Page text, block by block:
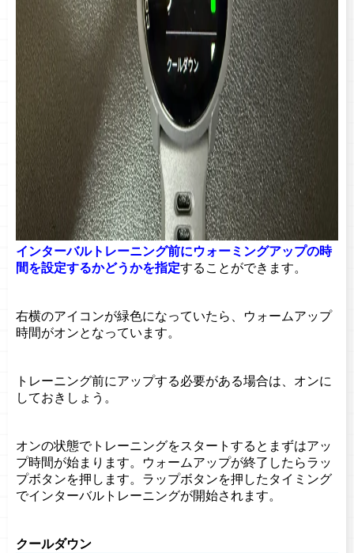
インターバルトレーニング前にウォーミングアップの時
間を設定するかどうかを指定することができます。
右横のアイコンが緑色になっていたら、ウォームアップ
時間がオンとなっています。
トレーニング前にアップする必要がある場合は、オンに
しておきしょう。
オンの状態でトレーニングをスタートするとまずはアッ
プ時間が始まります。ウォームアップが終了したらラッ
プボタンを押します。ラップボタンを押したタイミング
でインターバルトレーニングが開始されます。
クールダウン